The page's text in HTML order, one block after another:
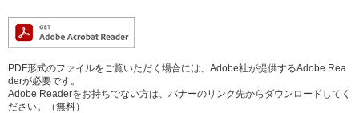
PDF形式のファイルをご覧いただく場合には、Adobe社が提供するAdobe Rea
derが必要です。
Adobe Readerをお持ちでない方は、バナーのリンク先からダウンロードしてく
ださい。（無料）